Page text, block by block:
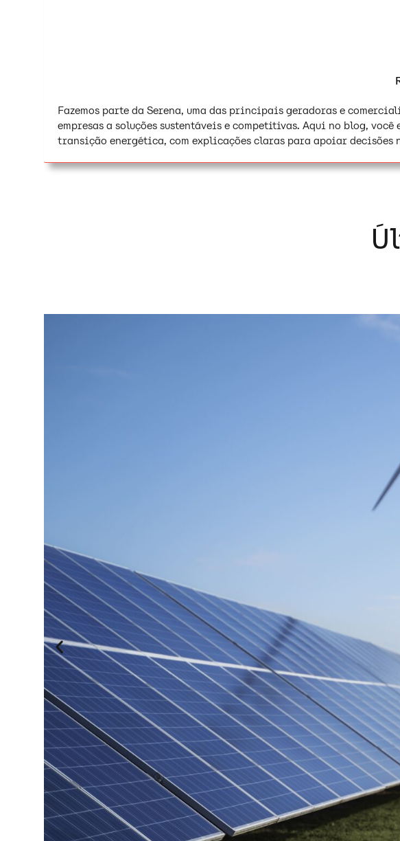
Fazemos parte da Serena, uma das principais geradoras e
empresas a soluções sustentáveis e competitivas. Aqui no blog,
transição energética, com explicações claras para apoiar decisões